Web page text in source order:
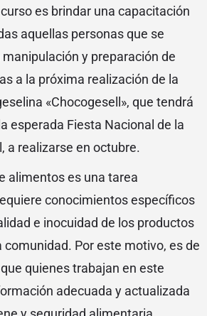
es brindar una capacitación
aquellas personas que se
y preparación de
a la próxima realización de la
«Chocogesell», que tendrá
esperada Fiesta Nacional de la
a realizarse en octubre.
alimentos es una tarea
conocimientos específicos
e inocuidad de los productos
comunidad. Por este motivo, es de
quienes trabajan en este
adecuada y actualizada